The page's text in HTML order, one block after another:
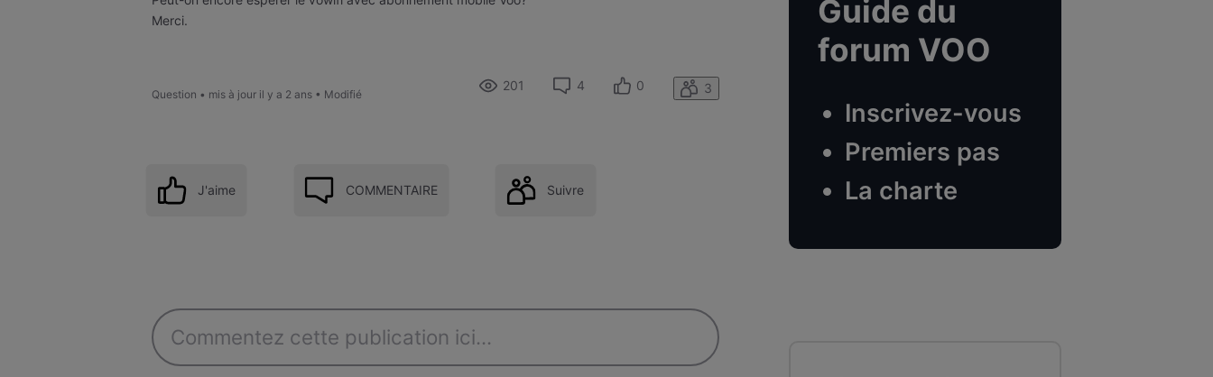
Merci.
Question • mis à jour il y a 2 ans • Modifié
201 4 0 3
J'aime COMMENTAIRE Suivre
Guide du
forum VOO
Inscrivez-vous
Premiers pas
La charte